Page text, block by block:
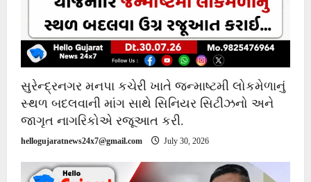
સુરેન્દ્રનગર મનપા કચેરી ખાતે જન્માષ્ટમી લોકમેળાનું
સ્થળ બદલવાની માંગ સાથે સિનિયર સિટીઝનો અને
જાગૃત નાગરિકોએ રજૂઆત કરી.
hellogujaratnews24x7@gmail.com July 30, 2026